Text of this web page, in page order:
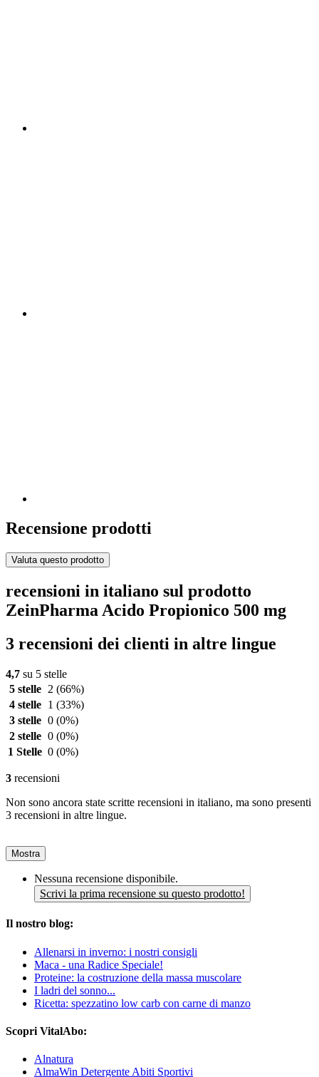
Recensione prodotti
Valuta questo prodotto
recensioni in italiano sul prodotto
ZeinPharma Acido Propionico 500 mg
3 recensioni dei clienti in altre lingue
4,7 su 5 stelle
5 stelle
2 (66%)
4 stelle
1 (33%)
3 stelle 0 (0%)
2 stelle 0 (0%)
1 Stelle 0 (0%)
3 recensioni
Non sono ancora state scritte recensioni in italiano, ma sono presenti
3 recensioni in altre lingue.
Mostra
Nessuna recensione disponibile.
Scrivi la prima recensione su questo prodotto!
Il nostro blog:
Allenarsi in inverno: i nostri consigli
Maca - una Radice Speciale!
Proteine: la costruzione della massa muscolare
I ladri del sonno...
Ricetta: spezzatino low carb con carne di manzo
Scopri VitalAbo:
Alnatura
AlmaWin Detergente Abiti Sportivi